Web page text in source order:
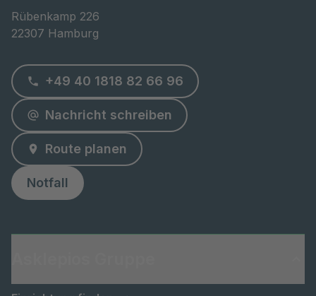
Rübenkamp 226
22307 Hamburg
+49 40 1818 82 66 96
Nachricht schreiben
Route planen
Notfall